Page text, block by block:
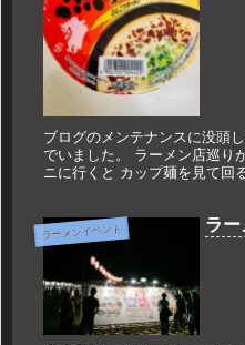
ブログのメンテナンスに没頭
でいました。 ラーメン店巡り
ニに行くと カップ麺を見て回
ラーメンイベント ラー